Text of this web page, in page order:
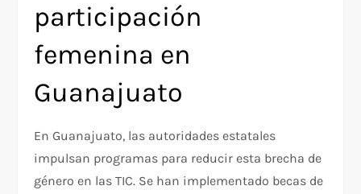
participación
femenina en
Guanajuato
En Guanajuato, las autoridades estatales
impulsan programas para reducir esta brecha de
género en las TIC. Se han implementado becas de